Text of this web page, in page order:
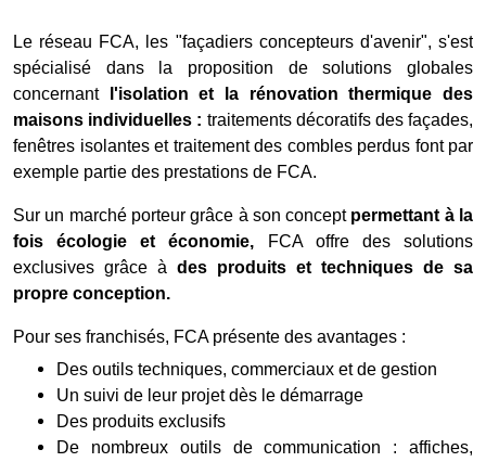
Le réseau FCA, les "façadiers concepteurs d'avenir", s'est
spécialisé dans la proposition de solutions globales
concernant
l'isolation et la rénovation thermique des
maisons individuelles : traitements décoratifs des façades,
fenêtres isolantes et traitement des combles perdus font par
exemple partie des prestations de FCA.
Sur un marché porteur grâce à son concept permettant à la
fois écologie et économie, FCA offre des solutions
exclusives grâce à des produits et techniques de sa
propre conception.
Pour ses franchisés, FCA présente des avantages :
Des outils techniques, commerciaux et de gestion
Un suivi de leur projet dès le démarrage
Des produits exclusifs
De nombreux outils de communication : affiches,